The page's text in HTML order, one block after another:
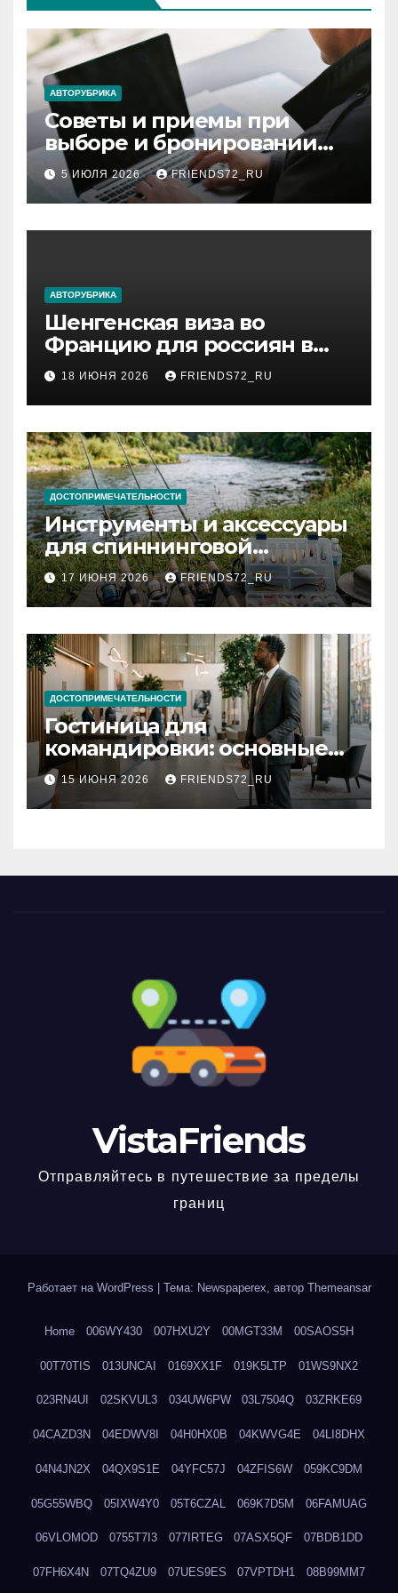
АВТОРУБРИКА
Советы и приемы при
выборе и бронировании
авиабилетов
5 ИЮЛЯ 2026 FRIENDS72_RU
АВТОРУБРИКА
Шенгенская виза во
Францию для россиян в
2026 году: сроки от 3 дней
и список необходимых
документов
18 ИЮНЯ 2026 FRIENDS72_RU
ДОСТОПРИМЕЧАТЕЛЬНОСТИ
Инструменты и аксессуары
для спиннинговой
рыбалки: назначение и
типы
17 ИЮНЯ 2026 FRIENDS72_RU
ДОСТОПРИМЕЧАТЕЛЬНОСТИ
Гостиница для
командировки: основные
критерии выбора
15 ИЮНЯ 2026 FRIENDS72_RU
VistaFriends
Отправляйтесь в путешествие за пределы
границ
Работает на WordPress Тема: Newspaperex, автор Themeansar
Home 006WY430 007HXU2Y 00MGT33M 00SAOS5H
00T70TIS 013UNCAI 0169XX1F 019K5LTP 01WS9NX2
023RN4UI 02SKVUL3 034UW6PW 03L7504Q 03ZRKE69
04CAZD3N 04EDWV8I 04H0HX0B 04KWVG4E 04LI8DHX
04N4JN2X 04QX9S1E 04YFC57J 04ZFIS6W 059KC9DM
05G55WBQ 05IXW4Y0 05T6CZAL 069K7D5M 06FAMUAG
06VLOMOD 0755T7I3 077IRTEG 07ASX5QF 07BDB1DD
07FH6X4N 07TQ4ZU9 07UES9ES 07VPTDH1 08B99MM7